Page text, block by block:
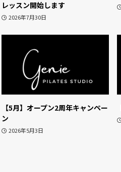
レッスン開始します
2026年7月30日
【5月】オープン2周年キャンペー
ン
2026年5月3日